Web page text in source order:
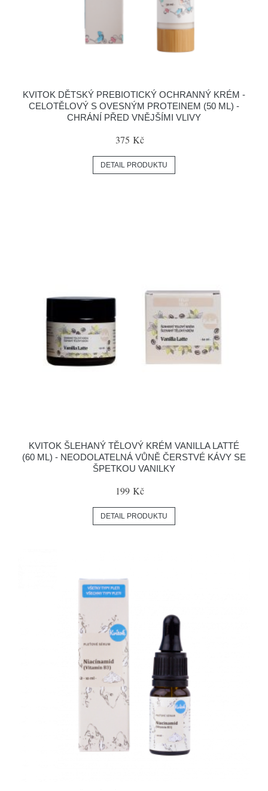
KVITOK DĚTSKÝ PREBIOTICKÝ OCHRANNÝ KRÉM -
CELOTĚLOVÝ S OVESNÝM PROTEINEM (50 ML) -
CHRÁNÍ PŘED VNĚJŠÍMI VLIVY
375 Kč
DETAIL PRODUKTU
KVITOK ŠLEHANÝ TĚLOVÝ KRÉM VANILLA LATTÉ
(60 ML) - NEODOLATELNÁ VŮNĚ ČERSTVÉ KÁVY SE
ŠPETKOU VANILKY
199 Kč
DETAIL PRODUKTU